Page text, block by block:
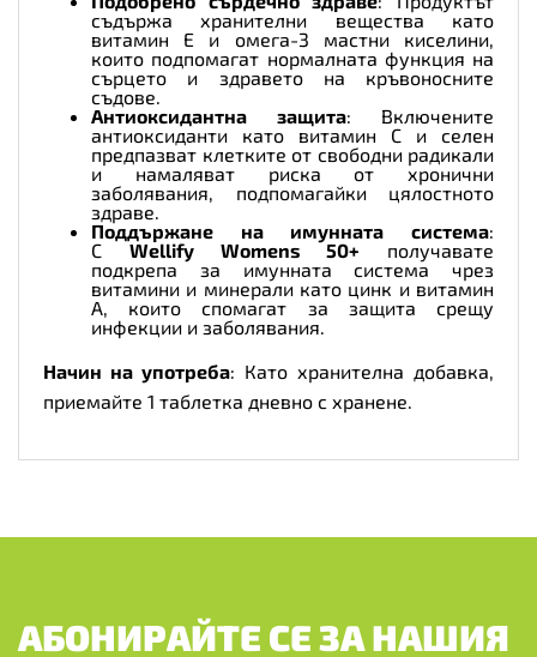
съдържа хранителни вещества като
витамин E и омега-3 мастни киселини,
които подпомагат нормалната функция на
сърцето и здравето на кръвоносните
съдове.
Антиоксидантна защита: Включените
антиоксиданти като витамин C и селен
предпазват клетките от свободни радикали
и намаляват риска от хронични
заболявания, подпомагайки цялостното
здраве.
Поддържане на имунната система:
СWellify Womens 50+ получавате
подкрепа за имунната система чрез
витамини и минерали като цинк и витамин
A, които спомагат за защита срещу
инфекции и заболявания.
Начин на употреба: Като хранителна добавка,
приемайте 1 таблетка дневно с хранене.
АБОНИРАЙТЕ СЕ ЗА НАШИЯ